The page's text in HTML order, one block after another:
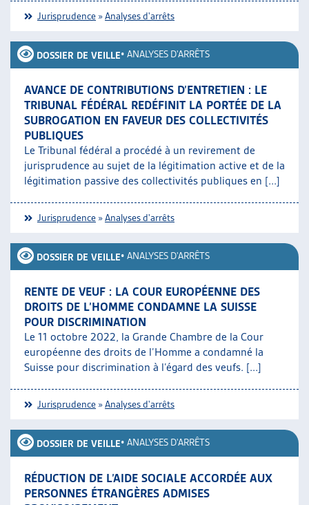
Jurisprudence »Analyses d'arrêts
DOSSIER DE VEILLE• ANALYSES D'ARRÊTS
AVANCE DE CONTRIBUTIONS D’ENTRETIEN : LE
TRIBUNAL FÉDÉRAL REDÉFINIT LA PORTÉE DE LA
SUBROGATION EN FAVEUR DES COLLECTIVITÉS
PUBLIQUES
Le Tribunal fédéral a procédé à un revirement de
jurisprudence au sujet de la légitimation active et de la
légitimation passive des collectivités publiques en [...]
Jurisprudence »Analyses d'arrêts
DOSSIER DE VEILLE• ANALYSES D'ARRÊTS
RENTE DE VEUF : LA COUR EUROPÉENNE DES
DROITS DE L’HOMME CONDAMNE LA SUISSE
POUR DISCRIMINATION
Le 11 octobre 2022, la Grande Chambre de la Cour
européenne des droits de l’Homme a condamné la
Suisse pour discrimination à l’égard des veufs. [...]
Jurisprudence »Analyses d'arrêts
DOSSIER DE VEILLE• ANALYSES D'ARRÊTS
RÉDUCTION DE L’AIDE SOCIALE ACCORDÉE AUX
PERSONNES ÉTRANGÈRES ADMISES